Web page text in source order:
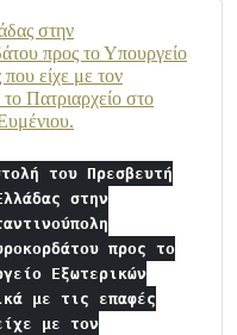
στην
προς το Υπουργείο
είχε με τον
Πατριαρχείο στο
του Πρεσβευτή
στην
προς το
Εξωτερικών
με τις επαφές
με τον